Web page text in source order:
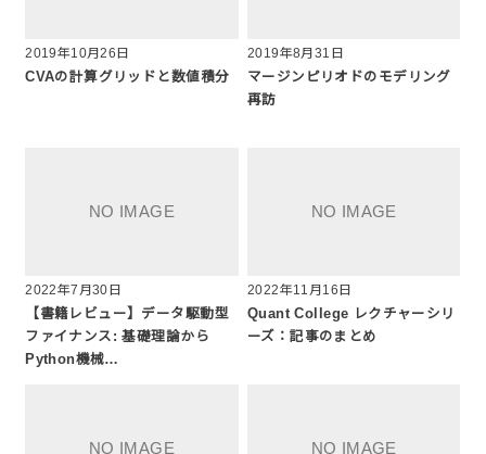
2019年10月26日
CVAの計算グリッドと数値積分
2019年8月31日
マージンピリオドのモデリング
再訪
2022年7月30日
【書籍レビュー】データ駆動型
ファイナンス: 基礎理論から
Python機械…
2022年11月16日
Quant College レクチャーシリ
ーズ：記事のまとめ